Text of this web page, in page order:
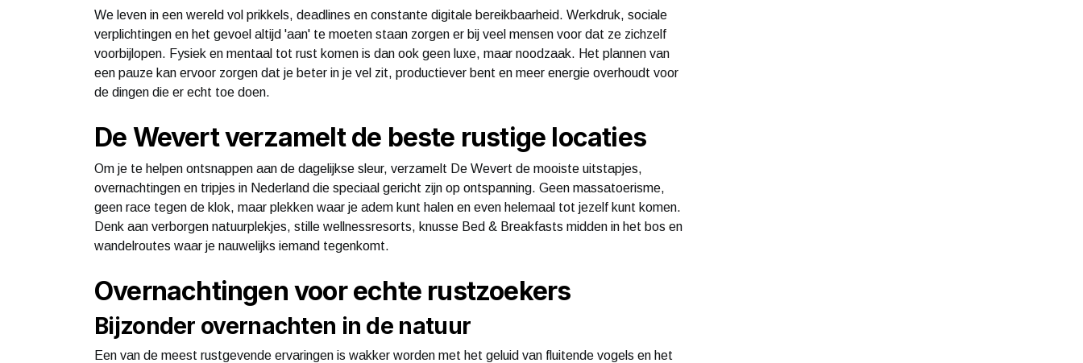
We leven in een wereld vol prikkels, deadlines en constante digitale bereikbaarheid. Werkdruk, sociale
verplichtingen en het gevoel altijd 'aan' te moeten staan zorgen er bij veel mensen voor dat ze zichzelf
voorbijlopen. Fysiek en mentaal tot rust komen is dan ook geen luxe, maar noodzaak. Het plannen van
een pauze kan ervoor zorgen dat je beter in je vel zit, productiever bent en meer energie overhoudt voor
de dingen die er echt toe doen.
De Wevert verzamelt de beste rustige locaties
Om je te helpen ontsnappen aan de dagelijkse sleur, verzamelt De Wevert de mooiste uitstapjes,
overnachtingen en tripjes in Nederland die speciaal gericht zijn op ontspanning. Geen massatoerisme,
geen race tegen de klok, maar plekken waar je adem kunt halen en even helemaal tot jezelf kunt komen.
Denk aan verborgen natuurplekjes, stille wellnessresorts, knusse Bed & Breakfasts midden in het bos en
wandelroutes waar je nauwelijks iemand tegenkomt.
Overnachtingen voor echte rustzoekers
Bijzonder overnachten in de natuur
Een van de meest rustgevende ervaringen is wakker worden met het geluid van fluitende vogels en het